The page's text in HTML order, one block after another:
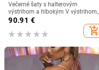
Večerné šaty s halterovým
výstrihom a hlbokým V výstrihom,
bez rukávov, polyesterová tkanina,
90.91 €
add_shopping_cart